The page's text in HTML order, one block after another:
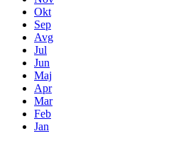
Okt
Sep
Avg
Jul
Jun
Maj
Apr
Mar
Feb
Jan